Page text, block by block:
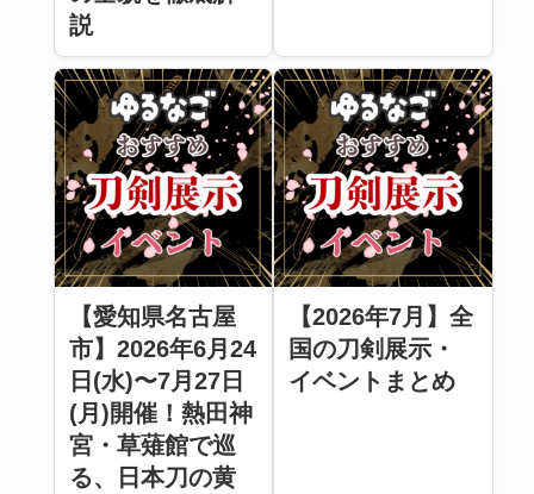
説
【愛知県名古屋
市】2026年6月24
日(水)〜7月27日
(月)開催！熱田神
宮・草薙館で巡
る、日本刀の黄
【2026年7月】全
国の刀剣展示・
イベントまとめ